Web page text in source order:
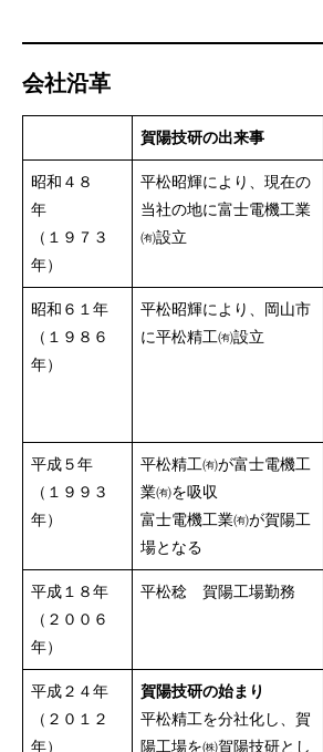
お問い合わせ
トップページ 会社のHPはこちら 会社概要
会社沿革
賀陽技研の出来事
昭和４８
年
（１９７３
年）
平松昭輝により、現在の
当社の地に富士電機工業
㈲設立
昭和６１年
（１９８６
年）
平松昭輝により、岡山市
に平松精工㈲設立
平成５年
（１９９３
年）
平松精工㈲が富士電機工
業㈲を吸収
富士電機工業㈲が賀陽工
場となる
平成１８年
（２００６
年）
平松稔 賀陽工場勤務
平成２４年
（２０１２
年）
賀陽技研の始まり
平松精工を分社化し、賀
陽工場を㈱賀陽技研とし